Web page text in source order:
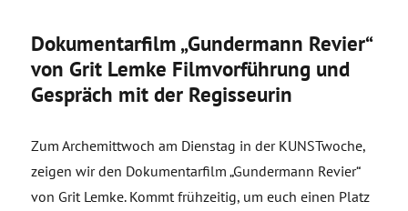
Dokumentarfilm „Gundermann Revier“
von Grit Lemke Filmvorführung und
Gespräch mit der Regisseurin
Zum Archemittwoch am Dienstag in der KUNSTwoche,
zeigen wir den Dokumentarfilm „Gundermann Revier“
von Grit Lemke. Kommt frühzeitig, um euch einen Platz